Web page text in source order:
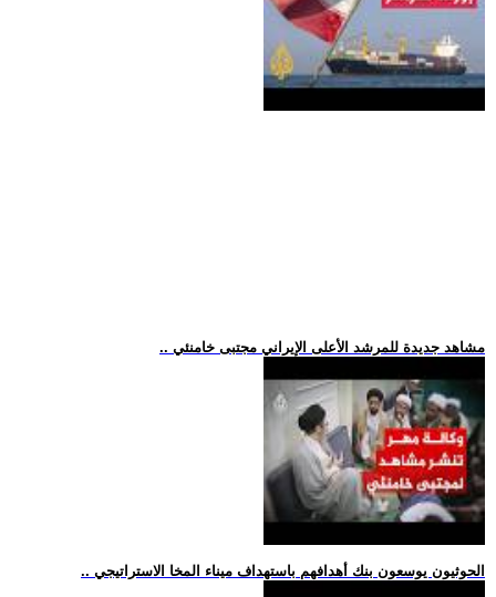
.. مشاهد جديدة للمرشد الأعلى الإيراني مجتبى خامنئي
.. الحوثيون يوسعون بنك أهدافهم باستهداف ميناء المخا الاستراتيجي